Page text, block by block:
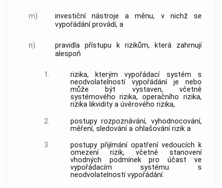
m)
investiční nástroje a měnu, v nichž se
vypořádání provádí, a
n)
pravidla přístupu k rizikům, která zahrnují
alespoň
1.
rizika, kterým vypořádací systém s
neodvolatelností vypořádání je nebo
může být vystaven, včetně
systémového rizika, operačního rizika,
rizika likvidity a úvěrového rizika,
2.
postupy rozpoznávání, vyhodnocování,
měření, sledování a ohlašování rizik a
3.
postupy přijímání opatření vedoucích k
omezení rizik, včetně stanovení
vhodných podmínek pro účast ve
vypořádacím systému s
neodvolatelností vypořádání.